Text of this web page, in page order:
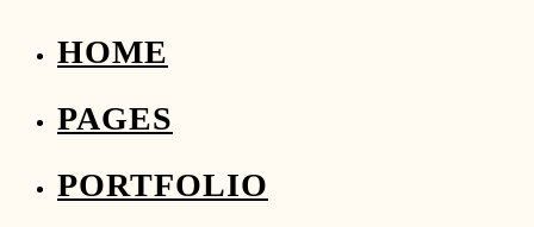
HOME
PAGES
PORTFOLIO